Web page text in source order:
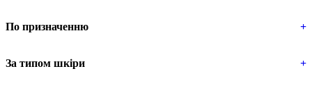
По призначенню +
За типом шкіри +